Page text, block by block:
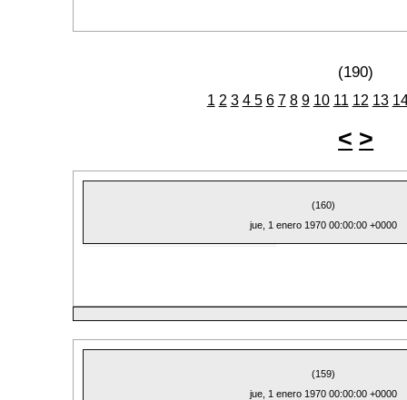
(190)
1 2 3 4 5 6 7 8 9 10 11 12 13
< >
(160)
jue, 1 enero 1970 00:00:00 +0000
(159)
jue, 1 enero 1970 00:00:00 +0000